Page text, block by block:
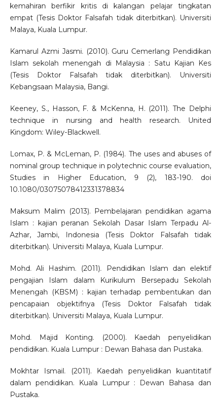
kemahiran berfikir kritis di kalangan pelajar tingkatan
empat (Tesis Doktor Falsafah tidak diterbitkan). Universiti
Malaya, Kuala Lumpur.
Kamarul Azmi Jasmi. (2010). Guru Cemerlang Pendidikan
Islam sekolah menengah di Malaysia : Satu Kajian Kes
(Tesis Doktor Falsafah tidak diterbitkan). Universiti
Kebangsaan Malaysia, Bangi.
Keeney, S., Hasson, F. & McKenna, H. (2011). The Delphi
technique in nursing and health research. United
Kingdom: Wiley-Blackwell.
Lomax, P. & McLeman, P. (1984). The uses and abuses of
nominal group technique in polytechnic course evaluation,
Studies in Higher Education, 9 (2), 183-190. doi
10.1080/03075078412331378834
Maksum Malim (2013). Pembelajaran pendidikan agama
Islam : kajian peranan Sekolah Dasar Islam Terpadu Al-
Azhar, Jambi, Indonesia (Tesis Doktor Falsafah tidak
diterbitkan). Universiti Malaya, Kuala Lumpur.
Mohd. Ali Hashim. (2011). Pendidikan Islam dan elektif
pengajian Islam dalam Kurikulum Bersepadu Sekolah
Menengah (KBSM) : kajian terhadap pembentukan dan
pencapaian objektifnya (Tesis Doktor Falsafah tidak
diterbitkan). Universiti Malaya, Kuala Lumpur.
Mohd. Majid Konting. (2000). Kaedah penyelidikan
pendidikan. Kuala Lumpur : Dewan Bahasa dan Pustaka.
Mokhtar Ismail. (2011). Kaedah penyelidikan kuantitatif
dalam pendidikan. Kuala Lumpur : Dewan Bahasa dan
Pustaka.